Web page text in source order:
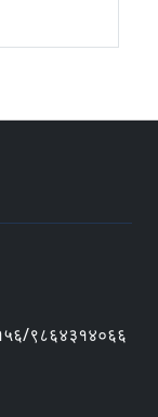
९८६४३१४०६६